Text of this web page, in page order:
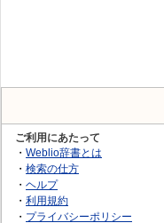
ご利用にあたって
・ Weblio辞書とは
・ 検索の仕方
・ ヘルプ
・ 利用規約
・ プライバシーポリシー